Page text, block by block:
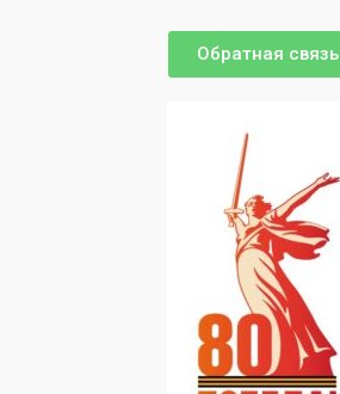
Обратная связь